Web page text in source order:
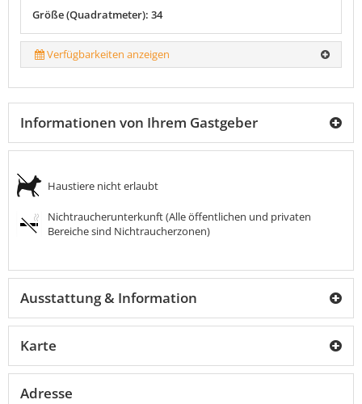
Größe (Quadratmeter): 34
Verfügbarkeiten anzeigen
Informationen von Ihrem Gastgeber
Haustiere nicht erlaubt
Nichtraucherunterkunft (Alle öffentlichen und privaten
Bereiche sind Nichtraucherzonen)
Ausstattung & Information
Karte
Adresse